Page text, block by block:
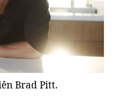
Brad Pitt.